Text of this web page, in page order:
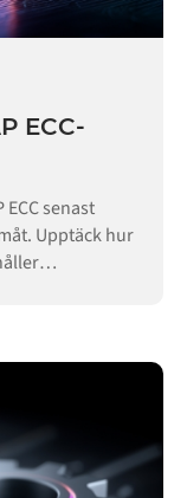
ECC-
senast
Upptäck hur